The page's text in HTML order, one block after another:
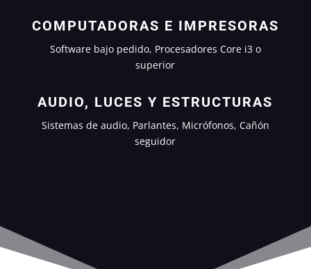
COMPUTADORAS E IMPRESORAS
Software bajo pedido, Procesadores Core i3 o
superior
AUDIO, LUCES Y ESTRUCTURAS
Sistemas de audio, Parlantes, Micrófonos, Cañón
seguidor